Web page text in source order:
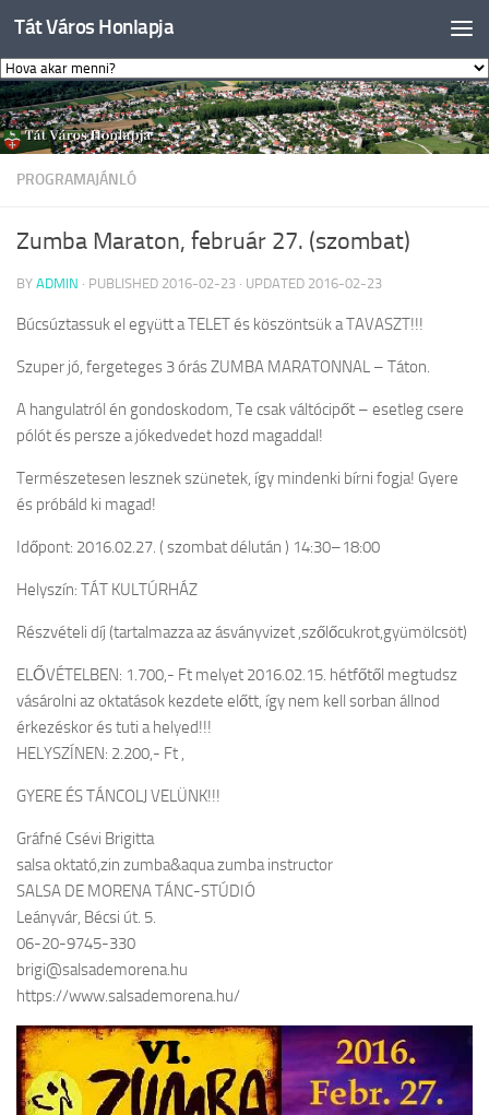
Skip to content
Tát Város Honlapja
PROGRAMAJÁNLÓ
Zumba Maraton, február 27. (szombat)
BY ADMIN · PUBLISHED 2016-02-23 · UPDATED 2016-02-23
Búcsúztassuk el együtt a TELET és köszöntsük a TAVASZT!!!
Szuper jó, fergeteges 3 órás ZUMBA MARATONNAL – Táton.
A hangulatról én gondoskodom, Te csak váltócipőt – esetleg csere
pólót és persze a jókedvedet hozd magaddal!
Természetesen lesznek szünetek, így mindenki bírni fogja! Gyere
és próbáld ki magad!
Időpont: 2016.02.27. ( szombat délután ) 14:30–18:00
Helyszín: TÁT KULTÚRHÁZ
Részvételi díj (tartalmazza az ásványvizet ,szőlőcukrot,gyümölcsöt)
ELŐVÉTELBEN: 1.700,- Ft melyet 2016.02.15. hétfőtől megtudsz
vásárolni az oktatások kezdete előtt, így nem kell sorban állnod
érkezéskor és tuti a helyed!!!
HELYSZÍNEN: 2.200,- Ft ,
GYERE ÉS TÁNCOLJ VELÜNK!!!
Gráfné Csévi Brigitta
salsa oktató,zin zumba&aqua zumba instructor
SALSA DE MORENA TÁNC-STÚDIÓ
Leányvár, Bécsi út. 5.
06-20-9745-330
brigi@salsademorena.hu
https://www.salsademorena.hu/